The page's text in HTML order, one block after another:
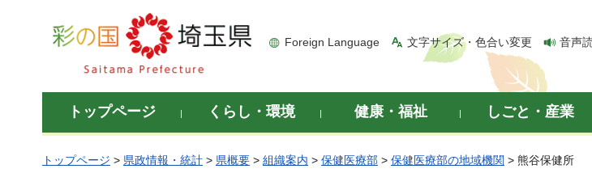
彩の国 埼玉県
Foreign Language 文字サイズ・色合い変更 音声
トップページ くらし・環境 健康・福祉 しごと・産業
トップページ > 県政情報・統計 > 県概要 > 組織案内 > 保健医療部 > 保健医療部の地域機関 > 熊谷保健所